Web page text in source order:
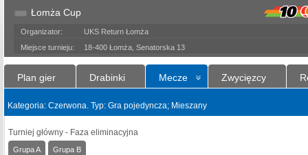
Łomża Cup
Organizator:
UKS Return Łomża
Miejsce turnieju:
18-400 Łomża, Senatorska 13
Plan gier Drabinki Mecze Zwycięzcy
Kategoria: Czerwona. Typ: Gra pojedyncza; Mieszany
Turniej główny - Faza eliminacyjna
Grupa A Grupa B